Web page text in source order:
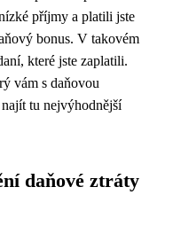
příjmy a platili jste
bonus. V takovém
které jste zaplatili.
vám s daňovou
tu nejvýhodnější
daňové ztráty